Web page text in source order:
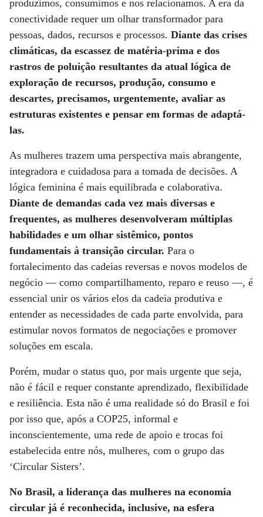
produzimos, consumimos e nos relacionamos. A era da
conectividade requer um olhar transformador para
pessoas, dados, recursos e processos. Diante das crises
climáticas, da escassez de matéria-prima e dos
rastros de poluição resultantes da atual lógica de
exploração de recursos, produção, consumo e
descartes, precisamos, urgentemente, avaliar as
estruturas existentes e pensar em formas de adaptá-
las.
As mulheres trazem uma perspectiva mais abrangente,
integradora e cuidadosa para a tomada de decisões. A
lógica feminina é mais equilibrada e colaborativa.
Diante de demandas cada vez mais diversas e
frequentes, as mulheres desenvolveram múltiplas
habilidades e um olhar sistêmico, pontos
fundamentais à transição circular. Para o
fortalecimento das cadeias reversas e novos modelos de
negócio — como compartilhamento, reparo e reuso —, é
essencial unir os vários elos da cadeia produtiva e
entender as necessidades de cada parte envolvida, para
estimular novos formatos de negociações e promover
soluções em escala.
Porém, mudar o status quo, por mais urgente que seja,
não é fácil e requer constante aprendizado, flexibilidade
e resiliência. Esta não é uma realidade só do Brasil e foi
por isso que, após a COP25, informal e
inconscientemente, uma rede de apoio e trocas foi
estabelecida entre nós, mulheres, com o grupo das
‘Circular Sisters’.
No Brasil, a liderança das mulheres na economia
circular já é reconhecida, inclusive, na esfera